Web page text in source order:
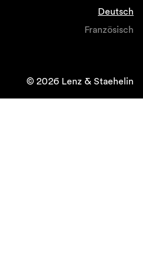
Deutsch
Französisch
© 2026 Lenz & Staehelin